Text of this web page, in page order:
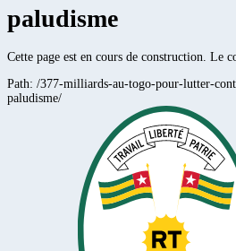
paludisme
Cette page est en cours de construction. Le
Path: /377-milliards-au-togo-pour-lutter-
paludisme/